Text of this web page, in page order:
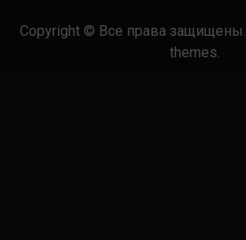
Copyright © Все права защищены.
themes.